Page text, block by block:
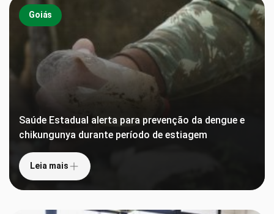
Goiás
Saúde Estadual alerta para prevenção da dengue e
chikungunya durante período de estiagem
Leia mais